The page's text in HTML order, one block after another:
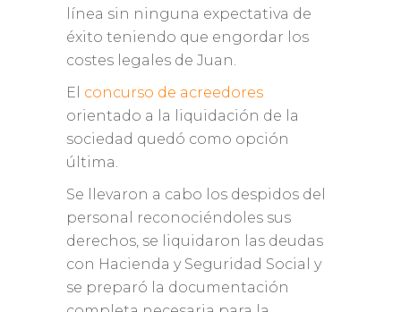
línea sin ninguna expectativa de
éxito teniendo que engordar los
costes legales de Juan.
El concurso de acreedores
orientado a la liquidación de la
sociedad quedó como opción
última.
Se llevaron a cabo los despidos del
personal reconociéndoles sus
derechos, se liquidaron las deudas
con Hacienda y Seguridad Social y
se preparó la documentación